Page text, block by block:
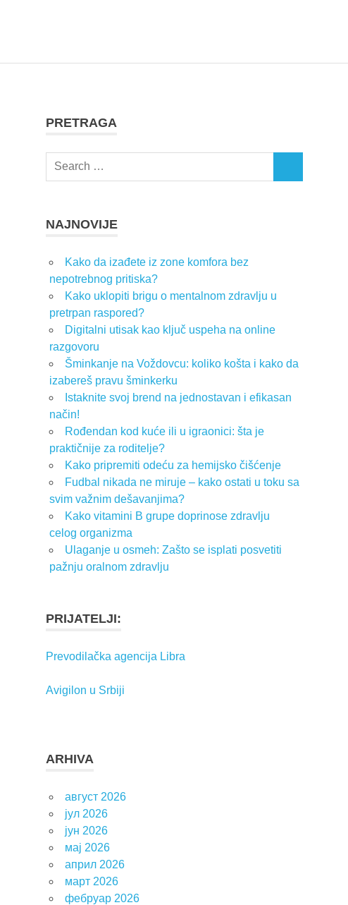
PRETRAGA
Search
NAJNOVIJE
Kako da izađete iz zone komfora bez
nepotrebnog pritiska?
Kako uklopiti brigu o mentalnom zdravlju u
pretrpan raspored?
Digitalni utisak kao ključ uspeha na online
razgovoru
Šminkanje na Voždovcu: koliko košta i kako da
izabereš pravu šminkerku
Istaknite svoj brend na jednostavan i efikasan
način!
Rođendan kod kuće ili u igraonici: šta je
praktičnije za roditelje?
Kako pripremiti odeću za hemijsko čišćenje
Fudbal nikada ne miruje – kako ostati u toku sa
svim važnim dešavanjima?
Kako vitamini B grupe doprinose zdravlju
celog organizma
Ulaganje u osmeh: Zašto se isplati posvetiti
pažnju oralnom zdravlju
PRIJATELJI:
Prevodilačka agencija Libra
Avigilon u Srbiji
ARHIVA
август 2026
јул 2026
јун 2026
мај 2026
април 2026
март 2026
фебруар 2026